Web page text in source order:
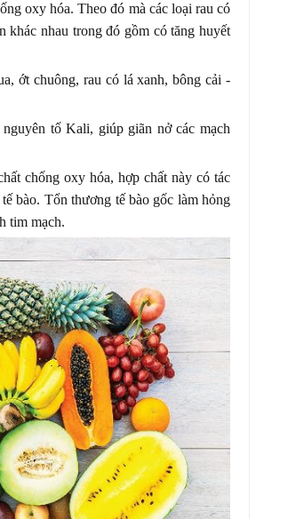
oxy hóa. Theo đó mà các loại rau có
khác nhau trong đó gồm có tăng huyết
ớt chuông, rau có lá xanh, bông cải -
tố Kali, giúp giãn nở các mạch
chống oxy hóa, hợp chất này có tác
bào. Tổn thương tế bào gốc làm hỏng
tim mạch.